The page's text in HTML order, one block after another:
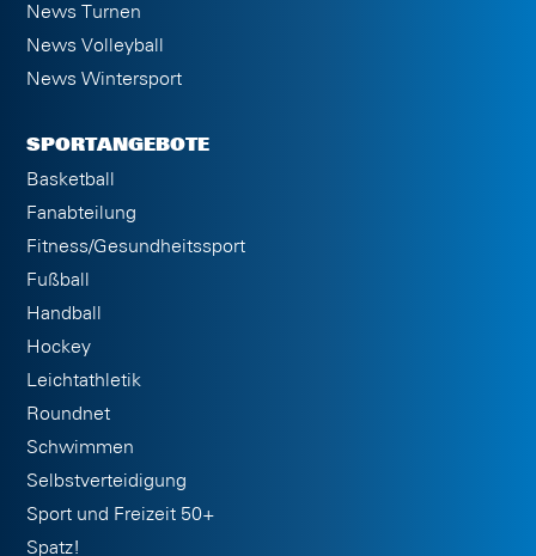
News Turnen
News Volleyball
News Wintersport
SPORTANGEBOTE
Basketball
Fanabteilung
Fitness/Gesundheitssport
Fußball
Handball
Hockey
Leichtathletik
Roundnet
Schwimmen
Selbstverteidigung
Sport und Freizeit 50+
Spatz!